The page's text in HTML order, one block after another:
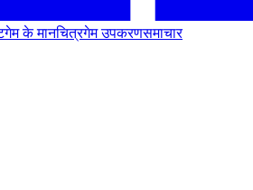
गेम के मानचित्रगेम उपकरणसमाचार